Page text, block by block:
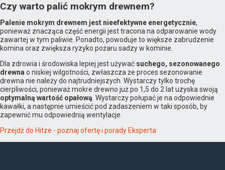
Czy warto palić mokrym drewnem?
Palenie mokrym drewnem jest nieefektywne energetycznie,
ponieważ znacząca część energii jest tracona na odparowanie wody
zawartej w tym paliwie. Ponadto, powoduje to większe zabrudzenie
komina oraz zwiększa ryzyko pożaru sadzy w kominie.
Dla zdrowia i środowiska lepiej jest używać suchego, sezonowanego
drewna o niskiej wilgotności, zwłaszcza że proces sezonowanie
drewna nie należy do najtrudniejszych. Wystarczy tylko trochę
cierpliwości, ponieważ mokre drewno już po 1,5 do 2 lat uzyska swoją
optymalną wartość opałową . Wystarczy połupać je na odpowiednie
kawałki, a następnie umieścić pod zadaszeniem w taki sposób, by
zapewnić mu odpowiednią wentylacje.
Przejdź do Hitze - poznaj ofertę i porady Eksperta